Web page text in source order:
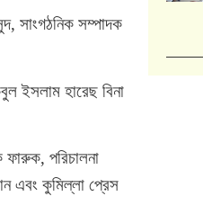
সাংগঠনিক সম্পাদক
ইসলাম হারেছ বিনা
ফারুক, পরিচালনা
এবং কুমিল্লা প্রেস